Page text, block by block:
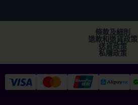
條款及細則
退款和退貨政策
送貨政策
私隱政策